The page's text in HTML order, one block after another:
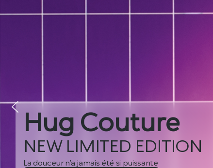
Nouvelle
Fusion
Une histoire d’amour qui mêle